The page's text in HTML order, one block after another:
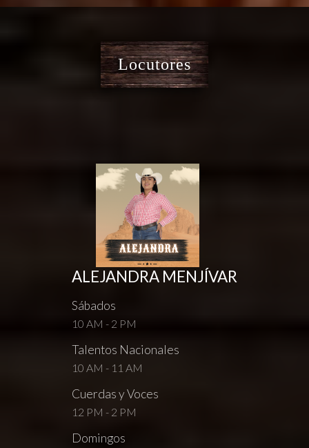
Locutores
ALEJANDRA MENJÍVAR
Sábados
10 AM - 2 PM
Talentos Nacionales
10 AM - 11 AM
Cuerdas y Voces
12 PM - 2 PM
Domingos